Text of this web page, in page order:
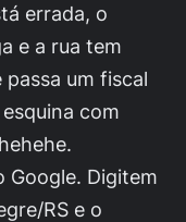
errada, o
e a rua tem
um fiscal
com
Google. Digitem
RS e o